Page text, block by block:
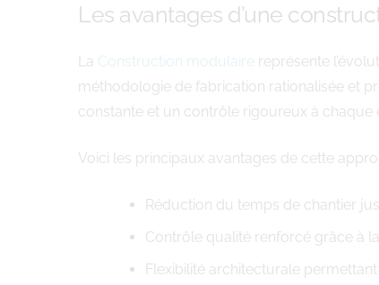
Les avantages d’une
La Construction modulaire représente
méthodologie de fabrication rationalisée et
constante et un contrôle rigoureux à chaque
Voici les principaux avantages de cette
Réduction du temps de chantier
Contrôle qualité renforcé grâce à
Flexibilité architecturale